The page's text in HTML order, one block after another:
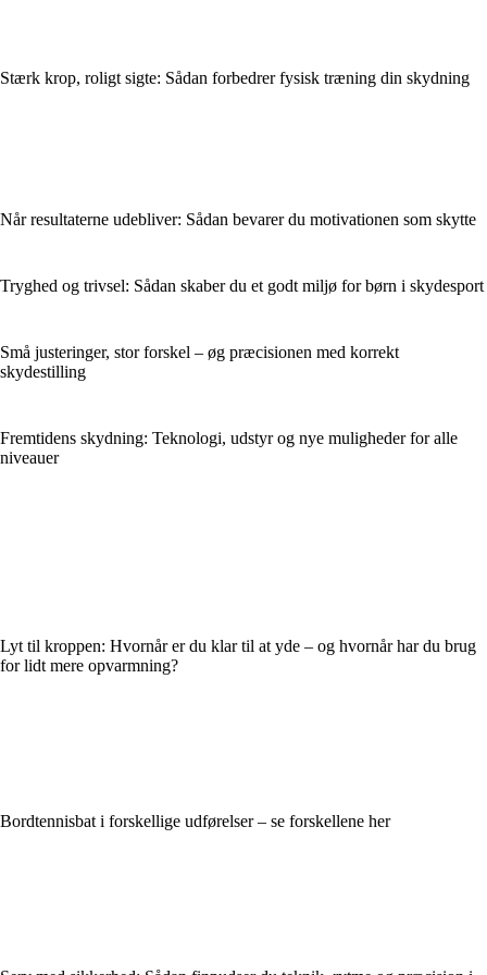
Stærk krop, roligt sigte: Sådan forbedrer fysisk træning din skydning
Når resultaterne udebliver: Sådan bevarer du motivationen som skytte
Tryghed og trivsel: Sådan skaber du et godt miljø for børn i skydesport
Små justeringer, stor forskel – øg præcisionen med korrekt
skydestilling
Fremtidens skydning: Teknologi, udstyr og nye muligheder for alle
niveauer
Lyt til kroppen: Hvornår er du klar til at yde – og hvornår har du brug
for lidt mere opvarmning?
Bordtennisbat i forskellige udførelser – se forskellene her